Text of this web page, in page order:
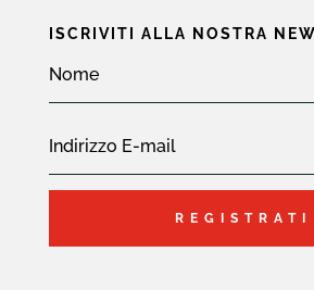
ISCRIVITI ALLA NOSTRA
REGISTRATI